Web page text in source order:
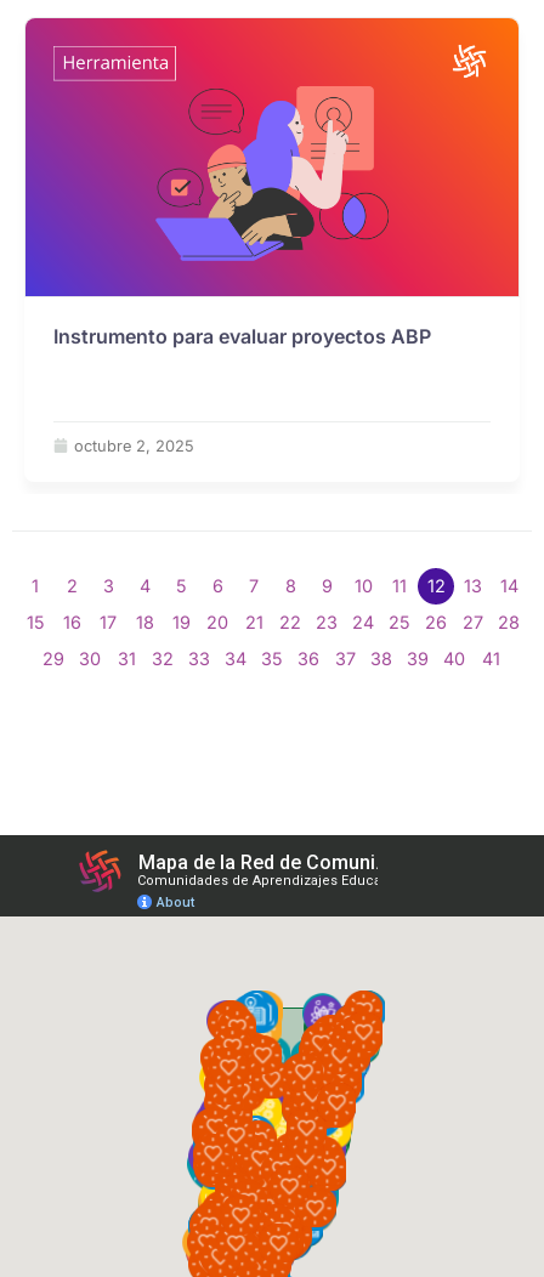
Instrumento para evaluar proyectos ABP
octubre 2, 2025
1 2 3 4 5 6 7 8 9 10 11 12 13
14
15
16 17 18 19 20 21 22 23 24 25 26 27
28
29
30 31 32 33 34 35 36 37 38 39 40 41